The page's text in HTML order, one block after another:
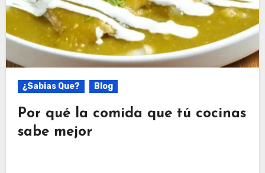
¿Sabias Que? Blog
Por qué la comida que tú cocinas
sabe mejor